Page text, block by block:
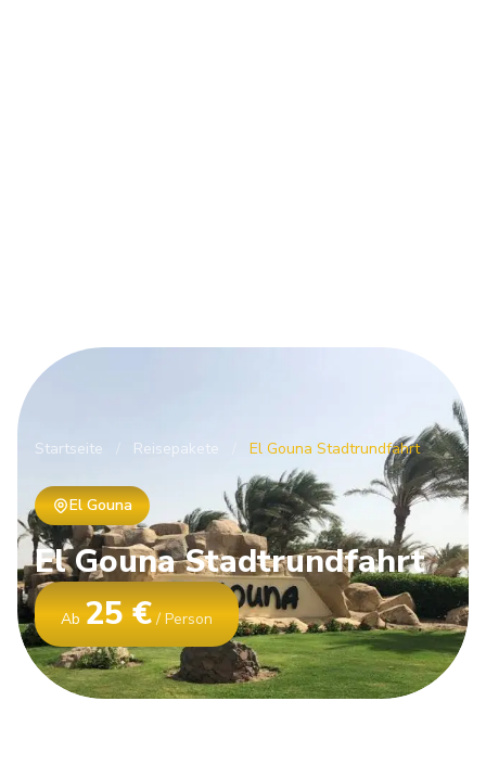
Startseite Reisepakete El Gouna Stadtrundfahrt
El Gouna
ElGounaStadtrundfahrt
Ab 25 € / Person